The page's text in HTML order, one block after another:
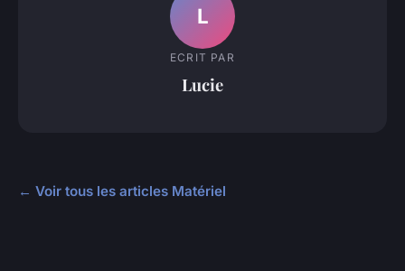
L
ECRIT PAR
Lucie
← Voir tous les articles Matériel